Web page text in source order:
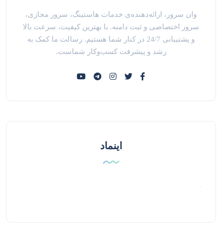
وان سرور، ارائه‌دهنده‌ی خدمات هاستینگ، سرور مجازی،
سرور اختصاصی و ثبت دامنه. با بهترین کیفیت، سرعت بالا
و پشتیبانی 24/7 در کنار شما هستیم. رسالت ما کمک به
رشد و پیشرفت کسب‌وکار شماست.
اینماد